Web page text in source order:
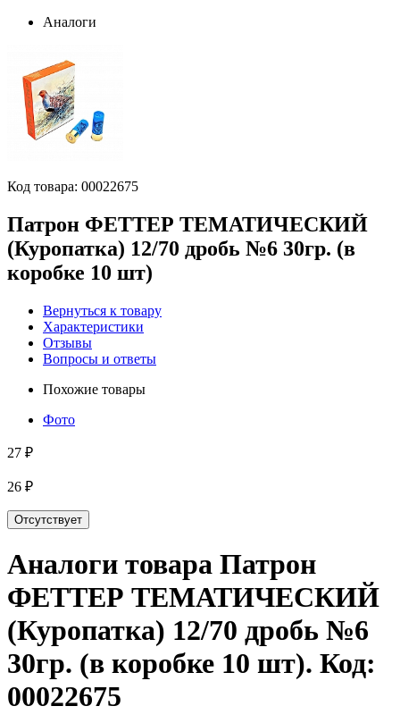
Аналоги
Код товара: 00022675
Патрон ФЕТТЕР ТЕМАТИЧЕСКИЙ
(Куропатка) 12/70 дробь №6 30гр. (в
коробке 10 шт)
Вернуться к товару
Характеристики
Отзывы
Вопросы и ответы
Похожие товары
Фото
27 ₽
26 ₽
Отсутствует
Аналоги товара Патрон
ФЕТТЕР ТЕМАТИЧЕСКИЙ
(Куропатка) 12/70 дробь №6
30гр. (в коробке 10 шт). Код:
00022675